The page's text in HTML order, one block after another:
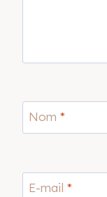
Nom *
E-mail *